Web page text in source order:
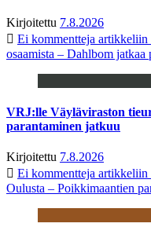
Kirjoitettu 7.8.2026
Ei kommentteja artikkeliin
osaamista – Dahlbom jatkaa
VRJ:lle Väyläviraston
parantaminen jatkuu
Kirjoitettu 7.8.2026
Ei kommentteja artikkeliin
Oulusta – Poikkimaantien